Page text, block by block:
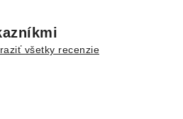
všetky recenzie